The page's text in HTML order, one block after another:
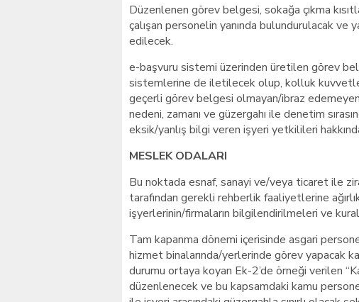
Düzenlenen görev belgesi, sokağa çıkma
çalışan personelin yanında bulundurulacak
edilecek.
e-başvuru sistemi üzerinden üretilen görev
sistemlerine de iletilecek olup, kolluk
geçerli görev belgesi olmayan/ibraz
nedeni, zamanı ve güzergahı ile denetim
eksik/yanlış bilgi veren işyeri yetkilileri
MESLEK ODALARI
Bu noktada esnaf, sanayi ve/veya ticaret ile
tarafından gerekli rehberlik faaliyetlerine
işyerlerinin/firmaların bilgilendirilmeleri ve
Tam kapanma dönemi içerisinde asgari
hizmet binalarında/yerlerinde görev yapacak
durumu ortaya koyan Ek-2’de örneği verilen
düzenlenecek ve bu kapsamdaki kamu